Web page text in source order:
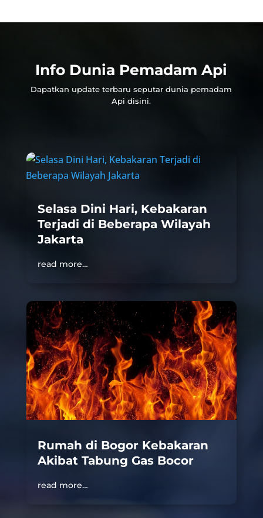
Info Dunia Pemadam Api
Dapatkan update terbaru seputar dunia pemadam
Api disini.
Selasa Dini Hari, Kebakaran
Terjadi di Beberapa Wilayah
Jakarta
read more…
Rumah di Bogor Kebakaran
Akibat Tabung Gas Bocor
read more…